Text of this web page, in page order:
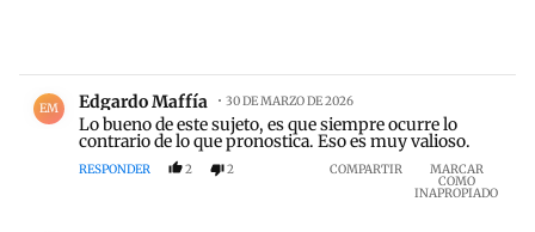
Comentario de Edgardo Maffía.
EM Edgardo Maffía 30 DE MARZO DE 2026
Lo bueno de este sujeto, es que siempre ocurre lo
contrario de lo que pronostica. Eso es muy valioso.
RESPONDER 2 2 COMPARTIR MARCAR
COMO
INAPROPIADO